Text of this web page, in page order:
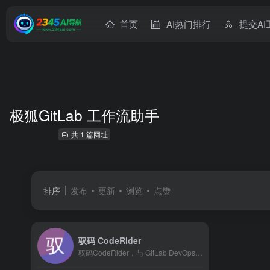
首页 AI热门排行 提交AI
极狐GitLab 工作流助手
共 1 篇网址
排序 发布 更新 浏览 点赞
驭码 CodeRider